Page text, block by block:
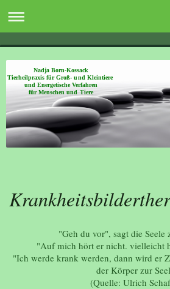
Nadja Born-Kossack
Tierheilpraxis für Groß- und Kleintiere
und Energetische Verfahren
für Menschen und Tiere
"Geh du vor", sagt die Seele
"Auf mich hört er nicht. vielleicht
"Ich werde krank werden, dann wird er
der Körper zur
(Quelle: Ulrich